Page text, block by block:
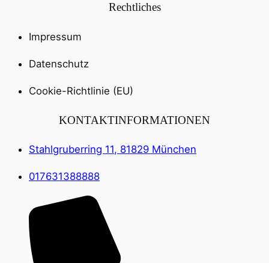
Rechtliches
Impressum
Datenschutz
Cookie-Richtlinie (EU)
KONTAKTINFORMATIONEN
Stahlgruberring 11, 81829 München
017631388888